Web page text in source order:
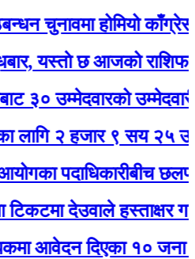
होमियो काँग्रेस
छ आजको राशिफल
उम्मेदवारको उम्मेदवारी दर्ता
२ हजार ९ सय २५
पदाधिकारीबीच छलफल
देउवाले हस्ताक्षर
दिएका १० जना